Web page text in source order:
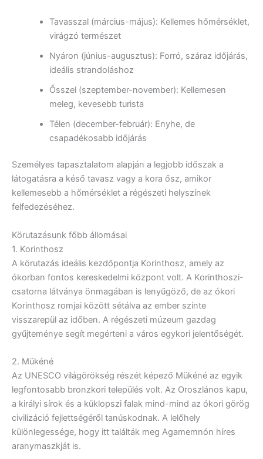
Tavasszal (március-május): Kellemes hőmérséklet,
virágzó természet
Nyáron (június-augusztus): Forró, száraz időjárás,
ideális strandoláshoz
Ősszel (szeptember-november): Kellemesen
meleg, kevesebb turista
Télen (december-február): Enyhe, de
csapadékosabb időjárás
Személyes tapasztalatom alapján a legjobb időszak a
látogatásra a késő tavasz vagy a kora ősz, amikor
kellemesebb a hőmérséklet a régészeti helyszínek
felfedezéséhez.
Körutazásunk főbb állomásai
1. Korinthosz
A körutazás ideális kezdőpontja Korinthosz, amely az
ókorban fontos kereskedelmi központ volt. A Korinthoszi-
csatorna látványa önmagában is lenyűgöző, de az ókori
Korinthosz romjai között sétálva az ember szinte
visszarepül az időben. A régészeti múzeum gazdag
gyűjteménye segít megérteni a város egykori jelentőségét.
2. Mükéné
Az UNESCO világörökség részét képező Mükéné az egyik
legfontosabb bronzkori település volt. Az Oroszlános kapu,
a királyi sírok és a küklopszi falak mind-mind az ókori görög
civilizáció fejlettségéről tanúskodnak. A lelőhely
különlegessége, hogy itt találták meg Agamemnón híres
aranymaszkját is.